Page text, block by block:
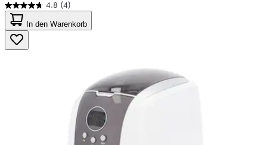
4.8 (4)
4.8
von
5
Sternen.
4
In den Warenkorb